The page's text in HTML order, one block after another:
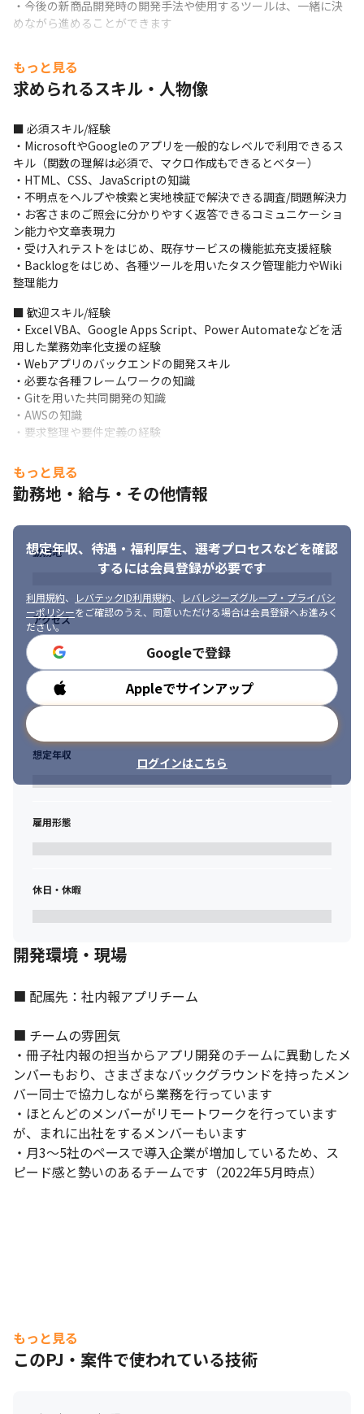
・今後の新商品開発時の開発手法や使用するツールは、一緒に決
めながら進めることができます
・社内報アプリチームは1名のエンジニアを含む10名で構成されて
います
・オリエンテーションにて会社や事業について学ぶことができま
す
・部署に配属後、原則OJT形式で業務を行います
・最先端のエンジニア育成プログラムを実施しています
■ この仕事の面白み、魅力
・企業の抱える経営課題の解決に貢献できるので、組織づくりや
企業の発展に寄与できます
・顧客と直接やりとりをする中で、感謝の言葉をかけていただけ
る機会が多いポジションです
め、やりがいを感じることができます
・社内で2人目のエンジニアとして、裁量を持って業務を進めるこ
とができます
・2年で導入実績が20倍へと成長した、急拡大中のサービスのグロ
ースに携わることができます
・ゼロ→イチの開発経験を積むことができるほか、上流から下流
工程まで担当できるため、幅広いスキルが身につきます
・新商品開発時には、顧客の声や要望をサービスにダイレクトに
とから、大きなやりがいを感じることができます
もっと見る
求められるスキル・人物像
■ 必須スキル/経験
・MicrosoftやGoogleのアプリを一般的なレベルで利用できるス
キル（関数の理解は必須で、マクロ作成もできるとベター）
・HTML、CSS、JavaScriptの知識
・不明点をヘルプや検索と実地検証で解決できる調査/問題解決力
・お客さまのご照会に分かりやすく返答できるコミュニケーショ
ン能力や文章表現力
・受け入れテストをはじめ、既存サービスの機能拡充支援経験
・Backlogをはじめ、各種ツールを用いたタスク管理能力やWiki
整理能力
■ 歓迎スキル/経験
・Excel VBA、Google Apps Script、Power Automateなどを活
用した業務効率化支援の経験
・Webアプリのバックエンドの開発スキル
・必要な各種フレームワークの知識
・Gitを用いた共同開発の知識
・AWSの知識
・要求整理や要件定義の経験
・大きな裁量を持って、主体的に活躍したい方
・お客さまの声をダイレクトに受けて仕事をしたいと考える方
意欲ある方
もっと見る
勤務地・給与・その他情報
想定年収、待遇・福利厚生、 選考プロセスなどを確認
するには会員登録が必要です
利用規約、 レバテックID利用規約、
レバレジーズグループ・プライバシ
ーポリシーをご確認のうえ、同意いただける場合は会員登録へお進みく
ださい。
Googleで登録
Appleでサインアップ
ログインはこちら
勤務地
アクセス
勤務時間
想定年収
雇用形態
休日・休暇
開発環境・現場
■ 配属先：社内報アプリチーム
■ チームの雰囲気
・冊子社内報の担当からアプリ開発のチームに異動したメ
ンバーもおり、さまざまなバックグラウンドを持ったメン
バー同士で協力しながら業務を行っています
・ほとんどのメンバーがリモートワークを行っています
が、まれに出社をするメンバーもいます
・月3～5社のペースで導入企業が増加しているため、ス
ピード感と勢いのあるチームです（2022年5月時点）
もっと見る
このPJ・案件で使われている技術